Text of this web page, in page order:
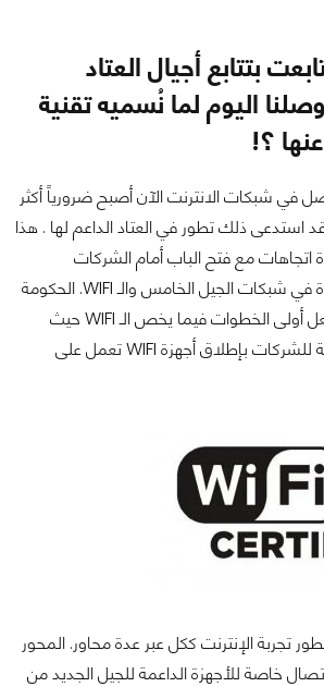
بتتابع أجيال العتاد
اليوم لما نُسميه تقنية
في شبكات الانترنت الآن أصبح ضرورياً أكثر
ذلك تطور في العتاد الداعم لها . هذا
مع فتح الباب أمام الشركات
لاستغلال ترددات جديدة في شبكات الجيل الخامس والـ WIFI. الحكومة
الأمريكية قد بدأت بالفعل أولى الخطوات فيما يخص الـ WIFI حيث
أعلنت عن إتاحة الإمكانية للشركات بإطلاق أجهزة WIFI تعمل على
تجربة الإنترنت ككل عبر عدة محاور. المحور
خاصة للأجهزة الداعمة للجيل الجديد من